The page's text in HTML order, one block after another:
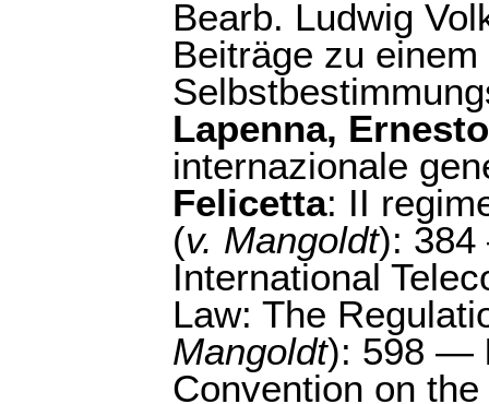
Bearb. Ludwig
Beiträge zu
Lapenna, Ernesto
internazionale
Felicetta: II
(v. Mangoldt):
International
Law: The
Mangoldt): 598 —
Convention on